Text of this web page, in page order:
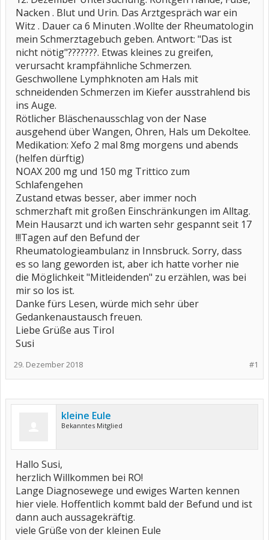
Nacken . Blut und Urin. Das Arztgespräch war ein
Witz . Dauer ca 6 Minuten .Wollte der Rheumatologin
mein Schmerztagebuch geben. Antwort: "Das ist
nicht nötig"???????. Etwas kleines zu greifen,
verursacht krampfähnliche Schmerzen.
Geschwollene Lymphknoten am Hals mit
schneidenden Schmerzen im Kiefer ausstrahlend bis
ins Auge.
Rötlicher Bläschenausschlag von der Nase
ausgehend über Wangen, Ohren, Hals um Dekoltee.
Medikation: Xefo 2 mal 8mg morgens und abends
(helfen dürftig)
NOAX 200 mg und 150 mg Trittico zum
Schlafengehen
Zustand etwas besser, aber immer noch
schmerzhaft mit großen Einschränkungen im Alltag.
Mein Hausarzt und ich warten sehr gespannt seit 17
!!!Tagen auf den Befund der
Rheumatologieambulanz in Innsbruck. Sorry, dass
es so lang geworden ist, aber ich hatte vorher nie
die Möglichkeit "Mitleidenden" zu erzählen, was bei
mir so los ist.
Danke fürs Lesen, würde mich sehr über
Gedankenaustausch freuen.
Liebe Grüße aus Tirol
Susi
#1
29. Dezember 2018
kleine Eule
Bekanntes Mitglied
Hallo Susi,
herzlich Willkommen bei RO!
Lange Diagnosewege und ewiges Warten kennen
hier viele. Hoffentlich kommt bald der Befund und ist
dann auch aussagekräftig.
viele Grüße von der kleinen Eule